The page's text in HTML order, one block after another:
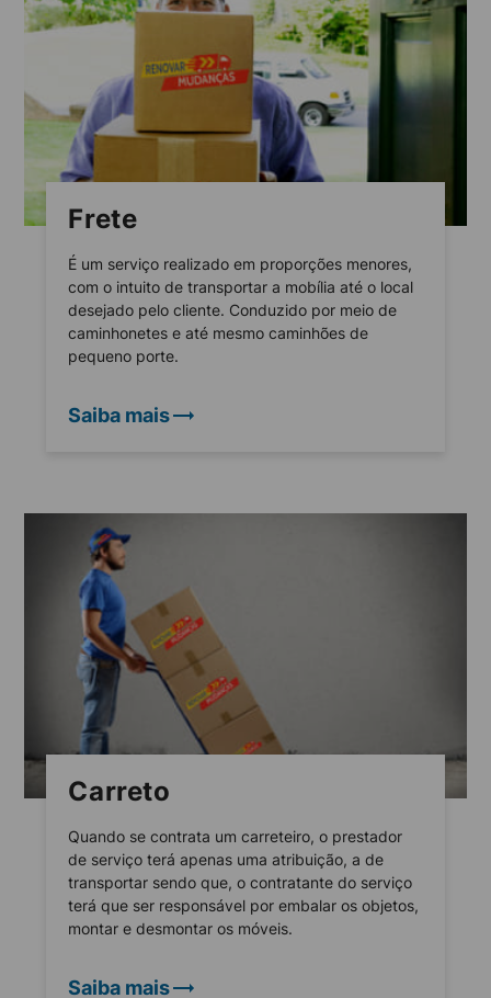
Frete
É um serviço realizado em proporções menores,
com o intuito de transportar a mobília até o local
desejado pelo cliente. Conduzido por meio de
caminhonetes e até mesmo caminhões de
pequeno porte.
Saiba mais
Carreto
Quando se contrata um carreteiro, o prestador
de serviço terá apenas uma atribuição, a de
transportar sendo que, o contratante do serviço
terá que ser responsável por embalar os objetos,
montar e desmontar os móveis.
Saiba mais